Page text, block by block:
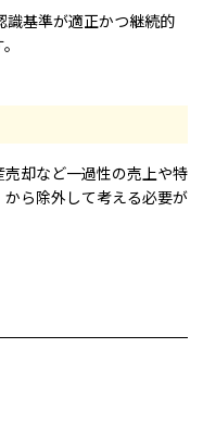
識基準が適正かつ継続的
却など一過性の売上や特
から除外して考える必要が